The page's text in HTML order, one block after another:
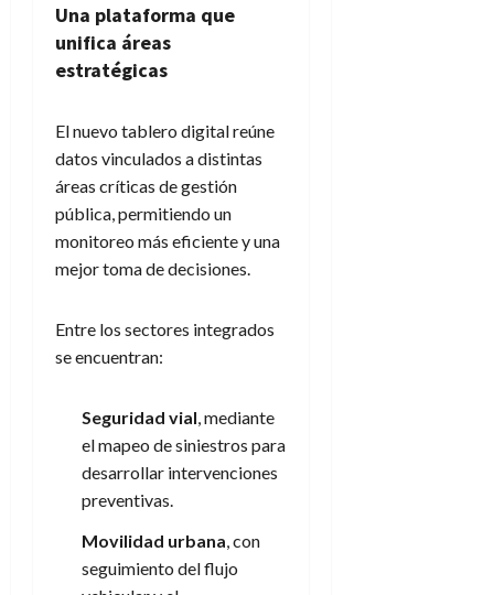
Una plataforma que
unifica áreas
estratégicas
El nuevo tablero digital reúne
datos vinculados a distintas
áreas críticas de gestión
pública, permitiendo un
monitoreo más eficiente y una
mejor toma de decisiones.
Entre los sectores integrados
se encuentran:
Seguridad vial, mediante
el mapeo de siniestros para
desarrollar intervenciones
preventivas.
Movilidad urbana, con
seguimiento del flujo